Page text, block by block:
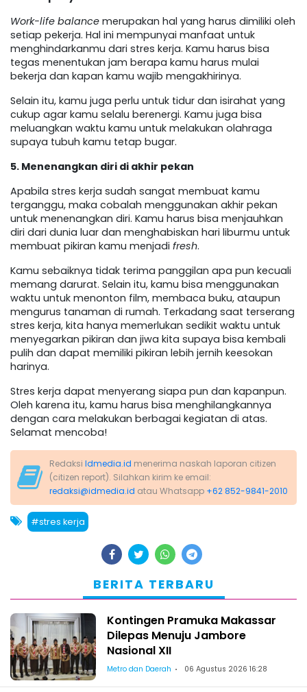
Work-life balance merupakan hal yang harus dimiliki oleh
setiap pekerja. Hal ini mempunyai manfaat untuk
menghindarkanmu dari stres kerja. Kamu harus bisa
tegas menentukan jam berapa kamu harus mulai
bekerja dan kapan kamu wajib mengakhirinya.
Selain itu, kamu juga perlu untuk tidur dan isirahat yang
cukup agar kamu selalu berenergi. Kamu juga bisa
meluangkan waktu kamu untuk melakukan olahraga
supaya tubuh kamu tetap bugar.
5. Menenangkan diri di akhir pekan
Apabila stres kerja sudah sangat membuat kamu
terganggu, maka cobalah menggunakan akhir pekan
untuk menenangkan diri. Kamu harus bisa menjauhkan
diri dari dunia luar dan menghabiskan hari liburmu untuk
membuat pikiran kamu menjadi fresh.
Kamu sebaiknya tidak terima panggilan apa pun kecuali
memang darurat. Selain itu, kamu bisa menggunakan
waktu untuk menonton film, membaca buku, ataupun
mengurus tanaman di rumah. Terkadang saat terserang
stres kerja, kita hanya memerlukan sedikit waktu untuk
menyegarkan pikiran dan jiwa kita supaya bisa kembali
pulih dan dapat memiliki pikiran lebih jernih keesokan
harinya.
Stres kerja dapat menyerang siapa pun dan kapanpun.
Oleh karena itu, kamu harus bisa menghilangkannya
dengan cara melakukan berbagai kegiatan di atas.
Selamat mencoba!
Redaksi Idmedia.id menerima naskah laporan citizen
(citizen report). Silahkan kirim ke email:
redaksi@idmedia.id atau Whatsapp +62 852-9841-2010
#stres kerja
BERITA TERBARU
Kontingen Pramuka Makassar
Dilepas Menuju Jambore
Nasional XII
Metro dan Daerah 06 Agustus 2026 16:28